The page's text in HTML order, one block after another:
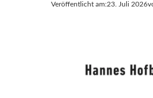
Veröffentlicht am:23. Juli 2026